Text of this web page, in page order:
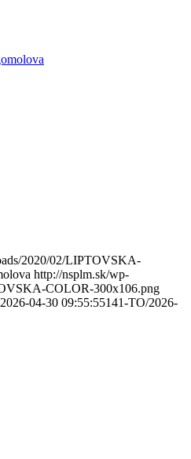
2020/02/LIPTOVSKA-
http://nsplm.sk/wp-
COLOR-300x106.png
2026-04-30 09:55:55141-TO/2026-